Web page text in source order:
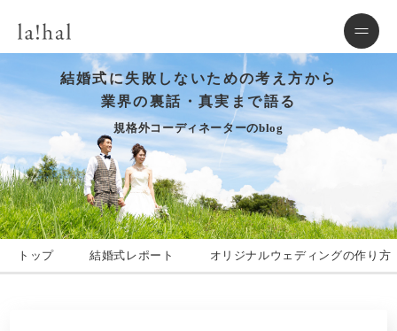
結婚式に失敗しないための考え方から
業界の裏話・真実まで語る
規格外コーディネーターのblog
トップ 結婚式レポート オリジナルウェディングの作り方